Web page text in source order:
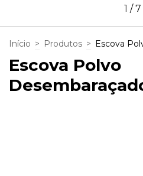
1 /7
Início > Produtos > Escova
Escova Polvo